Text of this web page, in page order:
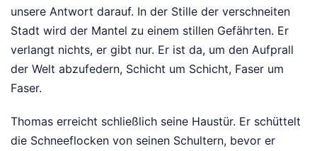
unsere Antwort darauf. In der Stille der verschneiten
Stadt wird der Mantel zu einem stillen Gefährten. Er
verlangt nichts, er gibt nur. Er ist da, um den Aufprall
der Welt abzufedern, Schicht um Schicht, Faser um
Faser.
Thomas erreicht schließlich seine Haustür. Er schüttelt
die Schneeflocken von seinen Schultern, bevor er